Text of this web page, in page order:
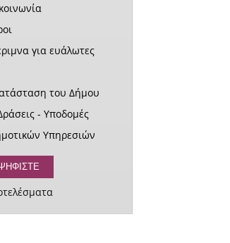
για ευάλωτες
του Δήμου
- Υποδομές
Υπηρεσιών